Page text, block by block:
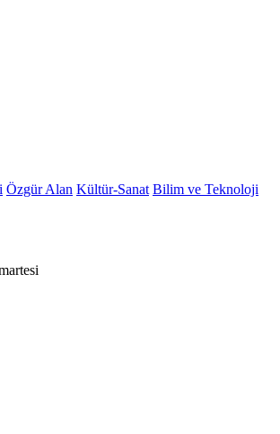
Özgür Alan Kültür-Sanat Bilim ve Teknoloji